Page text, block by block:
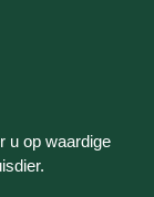
u op waardige